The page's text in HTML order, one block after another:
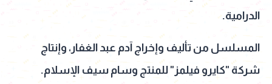
الدرامية.
المسلسل من تأليف وإخراج آدم عبد الغفار، وإنتاج
شركة "كايرو فيلمز" للمنتج وسام سيف الإسلام.